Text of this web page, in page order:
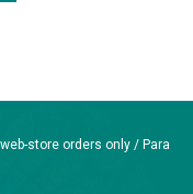
web-store orders only / Para